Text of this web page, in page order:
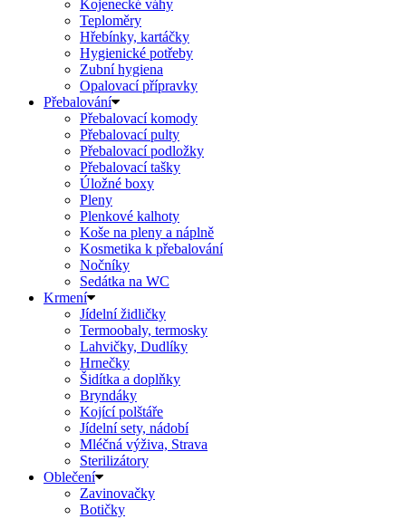
Kojenecké váhy
Teploměry
Hřebínky, kartáčky
Hygienické potřeby
Zubní hygiena
Opalovací přípravky
Přebalování
Přebalovací komody
Přebalovací pulty
Přebalovací podložky
Přebalovací tašky
Úložné boxy
Pleny
Plenkové kalhoty
Koše na pleny a náplně
Kosmetika k přebalování
Nočníky
Sedátka na WC
Krmení
Jídelní židličky
Termoobaly, termosky
Lahvičky, Dudlíky
Hrnečky
Šidítka a doplňky
Bryndáky
Kojící polštáře
Jídelní sety, nádobí
Mléčná výživa, Strava
Sterilizátory
Oblečení
Zavinovačky
Botičky